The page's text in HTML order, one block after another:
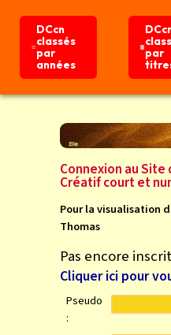
DCcn
classés
par
années
par
DCcn
classés
par
années
par
Connexion au Site
Créatif court et
Pour la visualisation
Thomas
Pas encore
Cliquer ici pour
Pseudo
: